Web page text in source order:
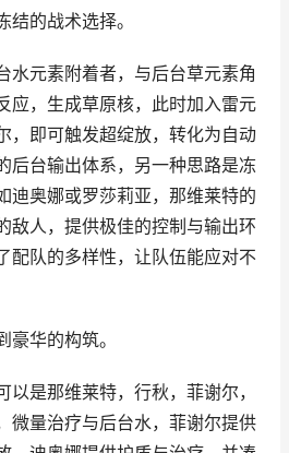
结的战术选择。
水元素附着者，与后台草元素角
应，生成草原核，此时加入雷元
，即可触发超绽放，转化为自动
后台输出体系，另一种思路是冻
迪奥娜或罗莎莉亚，那维莱特的
敌人，提供极佳的控制与输出环
配队的多样性，让队伍能应对不
华的构筑。
是那维莱特，行秋，菲谢尔，
微量治疗与后台水，菲谢尔提供